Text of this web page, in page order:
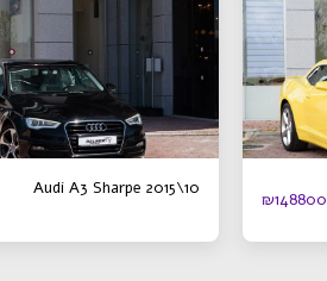
₪148800
Audi A3 Sharpe 2015\10